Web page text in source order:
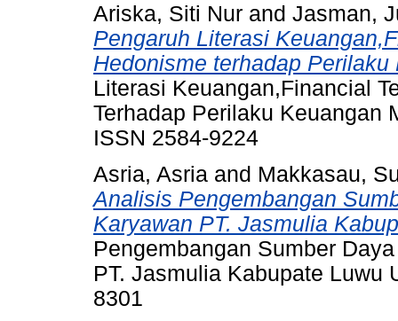
Ariska, Siti Nur and Jasman,
Pengaruh Literasi
Hedonisme terhadap
Literasi Keuangan,Financial
Terhadap Perilaku Keuangan
ISSN 2584-9224
Asria, Asria and Makkasau,
Analisis Pengembangan
Karyawan PT. Jasmulia
Pengembangan Sumber
PT. Jasmulia Kabupate Luwu
8301